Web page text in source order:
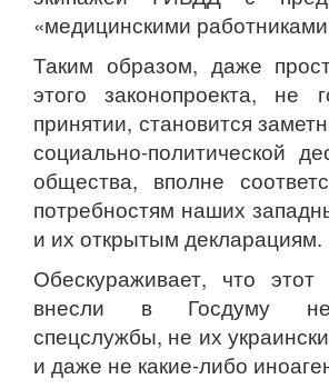
«медицинскими
Таким образом, даже
этого законопроекта, не
принятии, становится
социально-политической
общества, вполне
потребностям наших
и их открытым декларациям.
Обескураживает, что этот
внесли в Госдуму
спецслужбы, не их
и даже не какие-либо